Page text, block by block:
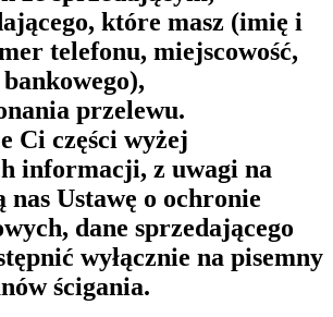
które masz (imię i
telefonu, miejscowość,
przelewu.
Ci części wyżej
informacji, z uwagi na
nas Ustawę o ochronie
dane sprzedającego
wyłącznie na pisemny
ścigania.